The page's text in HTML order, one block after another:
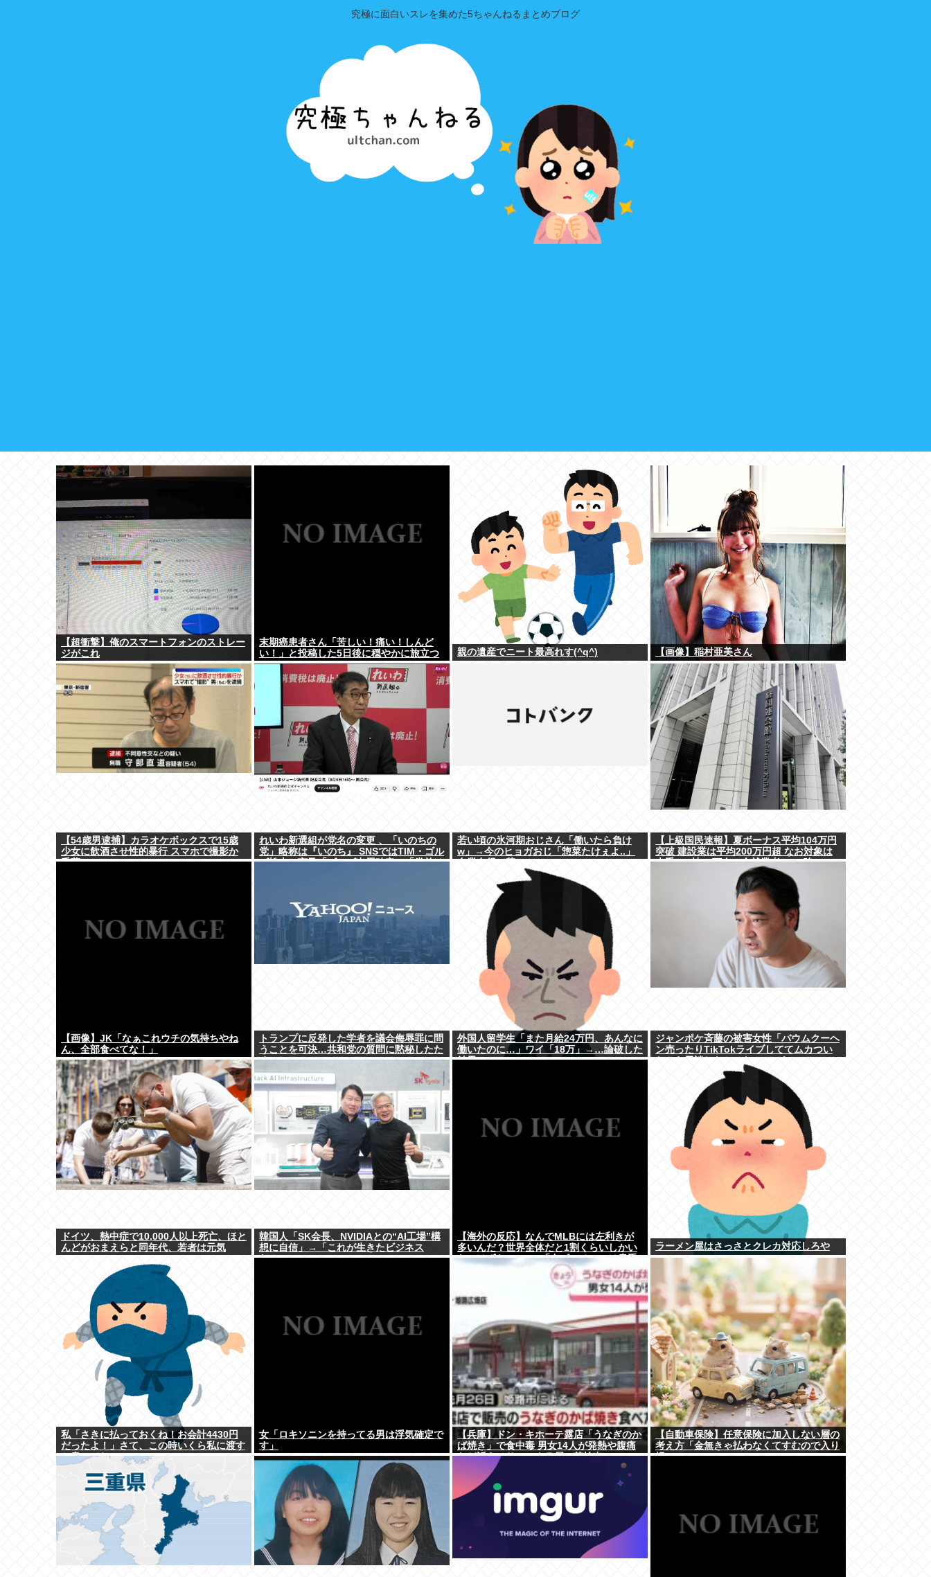
究極に面白いスレを集めた5ちゃんねるまとめブログ
【超衝撃】俺のスマートフォンのストレー
ジがこれ
末期癌患者さん「苦しい！痛い！しんど
い！」と投稿した5日後に穏やかに旅立つ
親の遺産でニート最高れす(^q^) 【画像】稲村亜美さん
【54歳男逮捕】カラオケボックスで15歳
少女に飲酒させ性的暴行 スマホで撮影か
千葉
れいわ新選組が党名の変更 、「いのちの
党」略称は『いのち』 SNSではTIM・ゴル
ゴ松本に言及「ゴルゴ出馬確定」「党首は
若い頃の氷河期おじさん「働いたら負け
w」→今のヒョガおじ「惣菜たけぇよ..」
【上級国民速報】夏ボーナス平均104万円
突破 建設業は平均200万円超 なお対象は
大手163社93万人、全就業者の1%強
【画像】JK「なぁこれウチの気持ちやね
ん、全部食べてな！」
トランプに反発した学者を議会侮辱罪に問
うことを可決…共和党の質問に黙秘したた
め
外国人留学生「また月給24万円、あんなに
働いたのに…」ワイ「18万」→…論破した
結果ｗｗｗ
ジャンポケ斉藤の被害女性「バウムクーヘ
ン売ったりTikTokライブしててムカつい
ドイツ、熱中症で10,000人以上死亡、ほと
んどがおまえらと同年代、若者は元気
韓国人「SK会長、NVIDIAとの“AI工場”構
想に自信」→「これが生きたビジネス
だ！」
【海外の反応】なんでMLBには左利きが
多いんだ？世界全体だと1割くらいしかい
ないはずなのに → 「左ピッチャーは貴重
だからな」「内野では不利だけど基本左利
きのほうが重宝される傾向にはあると思
ラーメン屋はさっさとクレカ対応しろや
私「さきに払っておくね！お会計4430円
だったよ！」さて、この時いくら私に渡す
か書いてね
女「ロキソニンを持ってる男は浮気確定で
す」
【兵庫】ドン・キホーテ露店「うなぎのか
ば焼き」で食中毒 男女14人が発熱や腹痛
など訴え…サルモネラ属の菌検出
【自動車保険】任意保険に加入しない層の
考え方「金無きゃ払わなくてすむので入り
損」